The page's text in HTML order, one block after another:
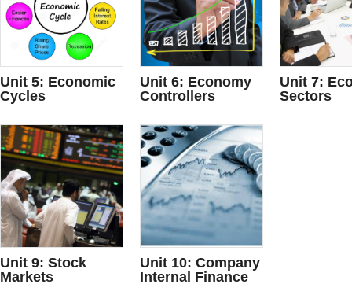
Unit 5: Economic
Cycles
Unit 6: Economy
Controllers
Unit 7:
Sectors
Unit 9: Stock
Markets
Unit 10: Company
Internal Finance